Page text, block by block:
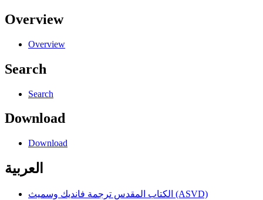
Overview
Overview
Search
Search
Download
Download
العربية
الكتاب المقدس ترجمة فانديك وسميث (ASVD)